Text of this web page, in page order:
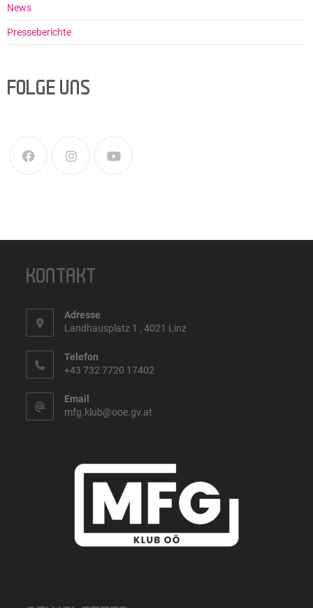
News
Presseberichte
FOLGE UNS
KONTAKT
Adresse
Landhausplatz 1 , 4021 Linz
Telefon
+43 732 7720 17402
Email
mfg.klub@ooe.gv.at